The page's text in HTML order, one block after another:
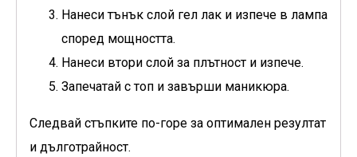
Нанеси тънък слой гел лак и изпече в лампа
според мощността.
Нанеси втори слой за плътност и изпече.
Запечатай с топ и завърши маникюра.
Следвай стъпките по-горе за оптимален резултат
и дълготрайност.